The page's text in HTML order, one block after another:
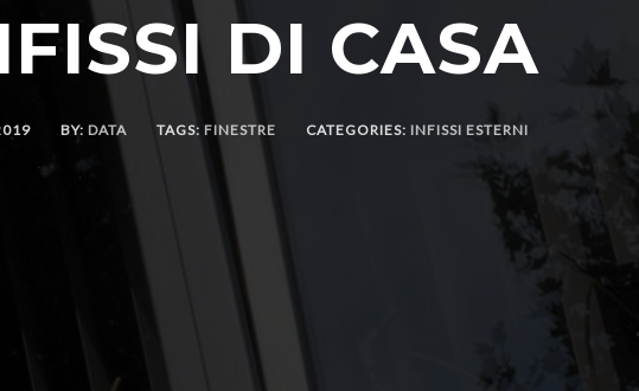
DI CASA
BY: DATA TAGS: FINESTRE CATEGORIES: INFISSI ESTERNI